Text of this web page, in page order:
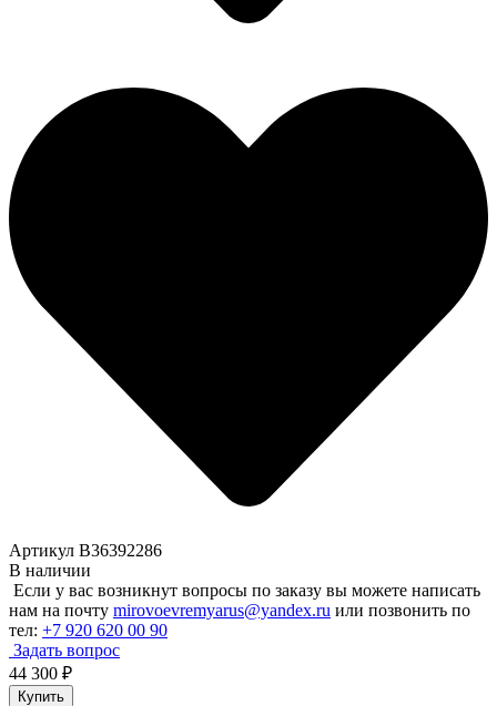
Артикул B36392286
В наличии
Если у вас возникнут вопросы по заказу вы можете написать
нам на почту mirovoevremyarus@yandex.ru или позвонить по
тел: +7 920 620 00 90
Задать вопрос
44 300 ₽
Купить